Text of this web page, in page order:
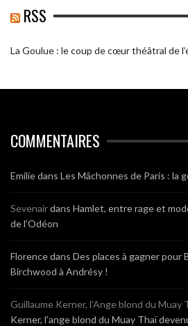
RSS
La Goulue : le coup de cœur théâtral de
COMMENTAIRES
Emiliedans Les Mâchonnes de Paris : la
Sevenairdans Hamlet, entre rage et
de l’Odéon
Florencedans Des places à gagner pour
Birchwood à Andrésy !
Guillaume Kerner, l’Ange blond du Muay
Kerner, l’ange blond du Muay Thaï